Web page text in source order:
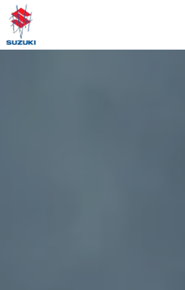
Panneau de gestion des cookies